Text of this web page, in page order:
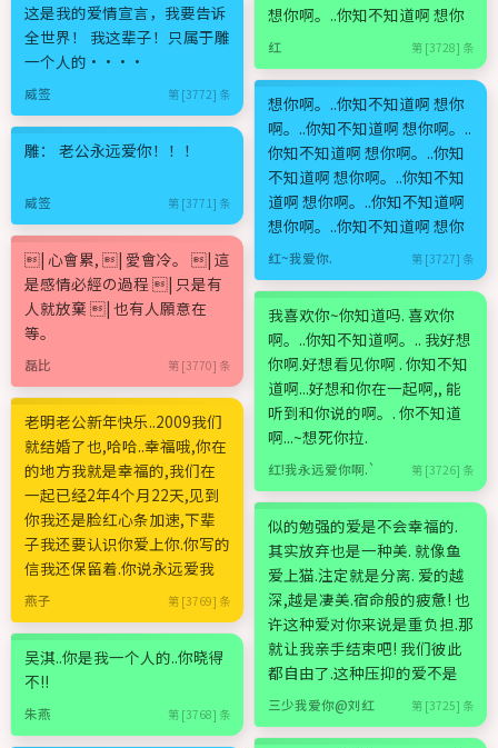
这是我的爱情宣言，我要告诉
全世界！ 我这辈子！只属于雕
一个人的····
威签 第 [3772] 条
雕： 老公永远爱你！！！
威签 第 [3771] 条
| 心會累, | 愛會冷。 | 這
是感情必經の過程 | 只是有
人就放棄 | 也有人願意在
等。
磊比 第 [3770] 条
老明老公新年快乐..2009我们
就结婚了也,哈哈..幸福哦,你在
的地方我就是幸福的,我们在
一起已经2年4个月22天,见到
你我还是脸红心条加速,下辈
子我还要认识你爱上你.你写的
信我还保留着.你说永远爱我
燕子 第 [3769] 条
吴淇..你是我一个人的..你晓得
不!!
朱燕 第 [3768] 条
想你啊。..你知不知道啊 想你
红 第 [3728] 条
想你啊。..你知不知道啊 想你
啊。..你知不知道啊 想你啊。..
你知不知道啊 想你啊。..你知
不知道啊 想你啊。..你知不知
道啊 想你啊。..你知不知道啊
想你啊。..你知不知道啊 想你
红~我爱你. 第 [3727] 条
我喜欢你~你知道吗. 喜欢你
啊。..你知不知道啊。.. 我好想
你啊.好想看见你啊 . 你知不知
道啊...好想和你在一起啊,, 能
听到和你说的啊。. 你不知道
啊...~想死你拉.
红!我永远爱你啊.` 第 [3726] 条
似的勉强的爱是不会幸福的.
其实放弃也是一种美. 就像鱼
爱上猫.注定就是分离. 爱的越
深,越是凄美.宿命般的疲惫! 也
许这种爱对你来说是重负担.那
就让我亲手结束吧! 我们彼此
都自由了.这种压抑的爱不是
三少我爱你@刘红 第 [3725] 条